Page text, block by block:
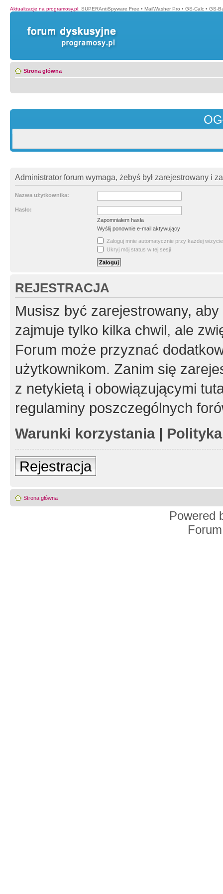
Aktualizacje na programosy.pl: SUPERAntiSpyware Free • MailWasher Pro • GS-Calc • GS-
Strona główna
Administrator forum wymaga, żebyś był zarejestrowany i
Nazwa użytkownika:
Hasło:
Zapomniałem hasła
Wyślij ponownie e-mail aktywujący
Zaloguj mnie automatycznie przy każdej wizycie
Ukryj mój status w tej sesji
REJESTRACJA
Musisz być zarejestrowany,
zajmuje tylko kilka chwil, ale
Forum może przyznać
użytkownikom. Zanim się
z netykietą i obowiązującymi
regulaminy poszczególnych
Warunki korzystania|
Rejestracja
Strona główna
Powered